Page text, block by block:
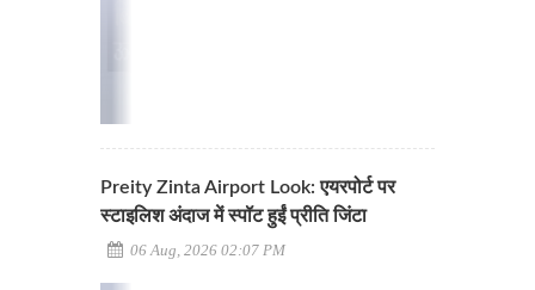
Preity Zinta Airport Look: एयरपोर्ट पर
स्टाइलिश अंदाज में स्पॉट हुईं प्रीति जिंटा
06 Aug, 2026 02:07 PM